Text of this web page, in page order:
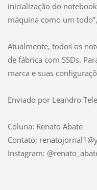
inicialização do
máquina como um
Atualmente, todos os
de fábrica com SSDs.
marca e suas
Enviado por Leandro
Coluna: Renato Abate
Contato;
Instagram: